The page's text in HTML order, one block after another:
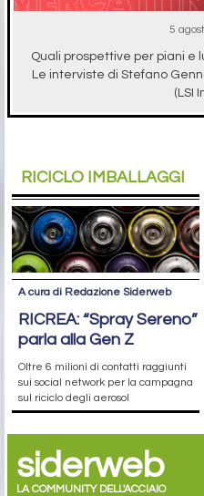
5
Quali prospettive per piani e
Le interviste di Stefano
(LSI
RICICLO IMBALLAGGI
A cura di Redazione Siderweb
RICREA: “Spray Sereno”
parla alla Gen Z
Oltre 6 milioni di contatti raggiunti
sui social network per la campagna
sul riciclo degli aerosol
siderweb
LA COMMUNITY DELL'ACCIAIO